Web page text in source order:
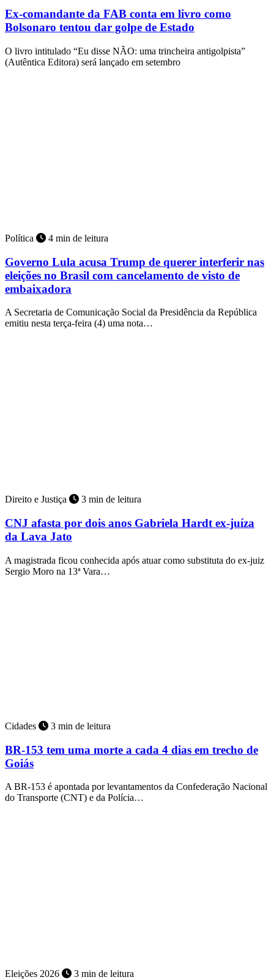
Ex-comandante da FAB conta em livro como
Bolsonaro tentou dar golpe de Estado
O livro intitulado “Eu disse NÃO: uma trincheira antigolpista”
(Autêntica Editora) será lançado em setembro
Política 4 min de leitura
Governo Lula acusa Trump de querer interferir nas
eleições no Brasil com cancelamento de visto de
embaixadora
A Secretaria de Comunicação Social da Presidência da República
emitiu nesta terça-feira (4) uma nota…
Direito e Justiça 3 min de leitura
CNJ afasta por dois anos Gabriela Hardt ex-juíza
da Lava Jato
A magistrada ficou conhecida após atuar como substituta do ex-juiz
Sergio Moro na 13ª Vara…
Cidades 3 min de leitura
BR-153 tem uma morte a cada 4 dias em trecho de
Goiás
A BR-153 é apontada por levantamentos da Confederação Nacional
do Transporte (CNT) e da Polícia…
Eleições 2026 3 min de leitura